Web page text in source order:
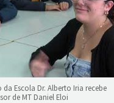
da Escola Dr. Alberto Iria recebe
de MT Daniel Eloi